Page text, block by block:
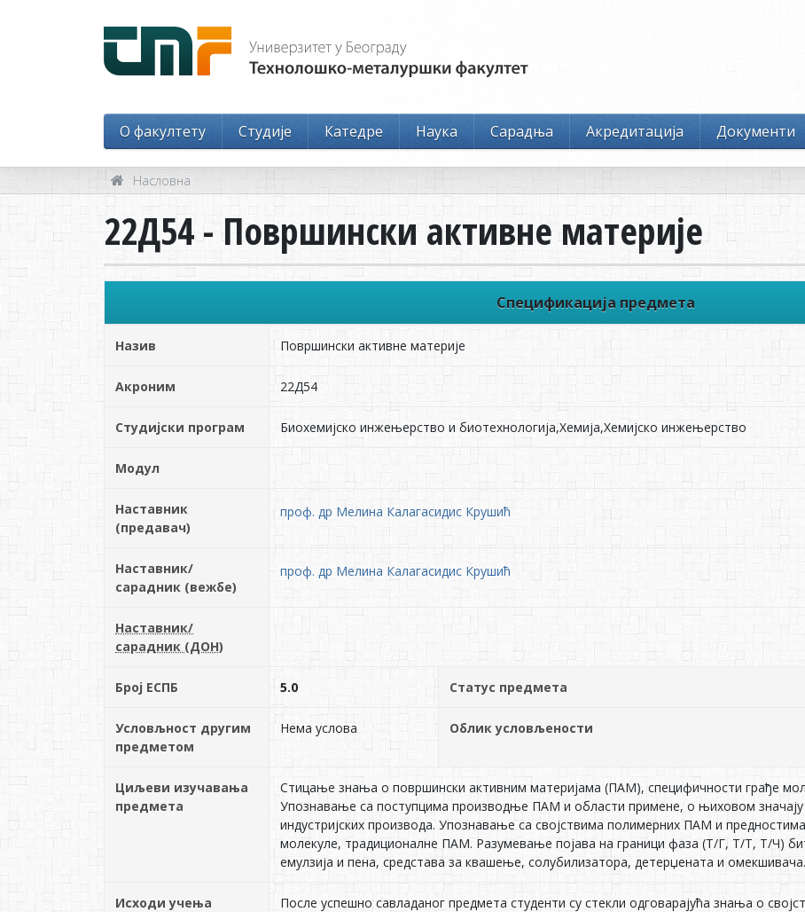
O факултету Студије Катедре Наука Сарадња Акредитација Документи
Насловна
22Д54 - Површински активне материје
Спецификација предмета
Назив Површински активне материје
Акроним 22Д54
Студијски програм Биохемијско инжењерство и биотехнологија,Хемија,Хемијско инжењерство
Модул
Наставник
(предавач)
проф. др Мелина Калагасидис Крушић
Наставник/
сарадник (вежбе)
проф. др Мелина Калагасидис Крушић
Наставник/
сарадник (ДОН)
Број ЕСПБ 5.0 Статус предмета
Условљност другим
предметом
Нема услова Облик условљености
Циљеви изучавања
предмета
Стицање знања о површински активним материјама (ПАМ), специфичности грађе
Упознавање са поступцима производње ПАМ и области примене, о њиховом
индустријских производа. Упознавање са својствима полимерних ПАМ и
молекуле, традиционалне ПАМ. Разумевање појава на граници фаза (Т/Г, Т/Т, Т/Ч)
емулзија и пена, средстава за квашење, солубилизатора, детерџената и омекшивача.
Исходи учења
После успешно савладаног предмета студенти су стекли одговарајућа знања о